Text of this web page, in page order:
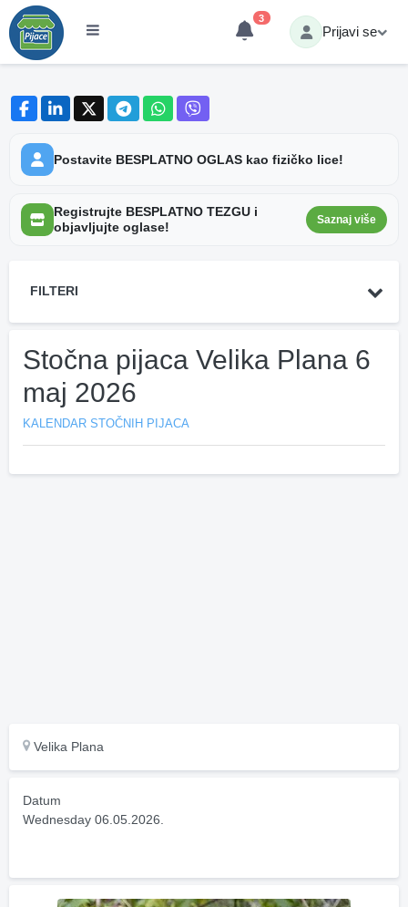
3
Prijavi se
Postavite BESPLATNO OGLAS kao fizičko lice!
Registrujte BESPLATNO TEZGU i
objavljujte oglase!
Saznaj više
FILTERI
Stočna pijaca Velika Plana 6
maj 2026
KALENDAR STOČNIH PIJACA
Velika Plana
Datum
Wednesday 06.05.2026.